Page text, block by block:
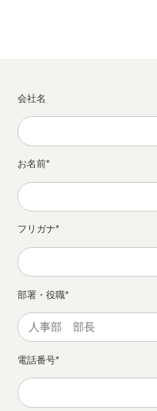
会社名
お名前*
フリガナ*
部署・役職*
電話番号*